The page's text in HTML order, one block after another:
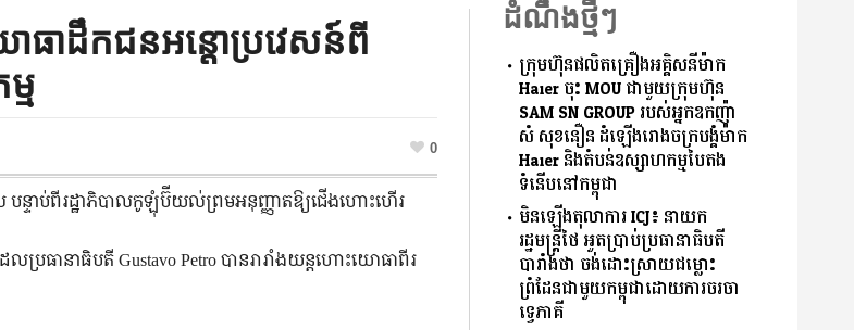
ដឹកជនអន្តោប្រវេសន៍ពី
ម
0
បន្ទាប់ពីរដ្ឋាភិបាលកូឡុំប៊ីយល់ព្រមអនុញ្ញាតឱ្យជើងហោះហើរ
លប្រធានាធិបតី Gustavo Petro បានរារាំងយន្តហោះយោធាពីរ
ដំណឹងថ្មីៗ
ក្រុមហ៊ុនផលិតគ្រឿងអគ្គិសនីម៉ាក
Haier ចុះ MOU ជាមួយក្រុមហ៊ុន
SAM SN GROUP របស់អ្នកឧកញ៉ា
សំ សុខនឿន ដំឡើងរោងចក្របង្គំម៉ាក
Haier និងតំបន់ឧស្សាហកម្មបៃតង
ទំនើបនៅកម្ពុជា
មិនឡើងតុលាការ ICJ៖ នាយក
រដ្ឋមន្រ្តីថៃ អួតប្រាប់ប្រធានាធិបតី
បារាំងថា ចង់ដោះស្រាយជម្លោះ
ព្រំដែនជាមួយកម្ពុជាដោយការចរចា
ទ្វេភាគី